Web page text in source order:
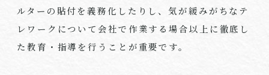
ルターの貼付を義務化したりし、気が緩みがちなテ
レワークについて会社で作業する場合以上に徹底し
た教育・指導を行うことが重要です。